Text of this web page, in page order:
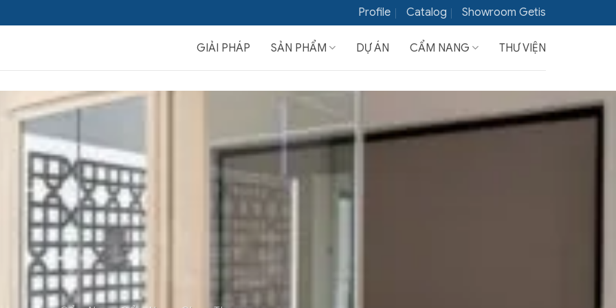
Profile Catalog Showroom Getis
GIẢI PHÁP SẢN PHẨM DỰ ÁN CẨM NANG THƯ VIỆN